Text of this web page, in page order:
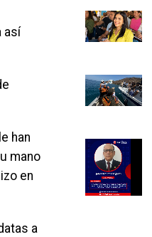
así
han
mano
en
a